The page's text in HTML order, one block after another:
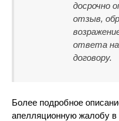
досрочно
отзыв,
ответа
договору.
Более подробное
апелляционную жалобу в